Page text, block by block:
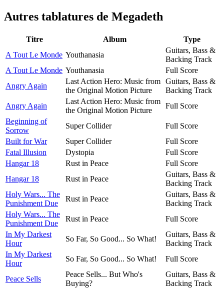
Autres tablatures de Megadeth
Titre Album
Type
A Tout Le Monde Youthanasia
Guitars, Bass &
Backing Track
A Tout Le Monde Youthanasia
Full Score
Angry Again
Last Action Hero: Music from
the Original Motion Picture
Guitars, Bass &
Backing Track
Angry Again
Last Action Hero: Music from
the Original Motion Picture
Full Score
Beginning of
Sorrow
Super Collider
Full Score
Built for War
Super Collider
Full Score
Fatal Illusion
Dystopia
Full Score
Hangar 18
Rust in Peace
Full Score
Hangar 18
Rust in Peace
Guitars, Bass &
Backing Track
Holy Wars... The
Punishment Due
Rust in Peace
Guitars, Bass &
Backing Track
Holy Wars... The
Punishment Due
Rust in Peace
Full Score
In My Darkest
Hour
So Far, So Good... So What!
Guitars, Bass &
Backing Track
In My Darkest
Hour
So Far, So Good... So What! Full Score
Peace Sells
Peace Sells... But Who's
Buying?
Guitars, Bass &
Backing Track